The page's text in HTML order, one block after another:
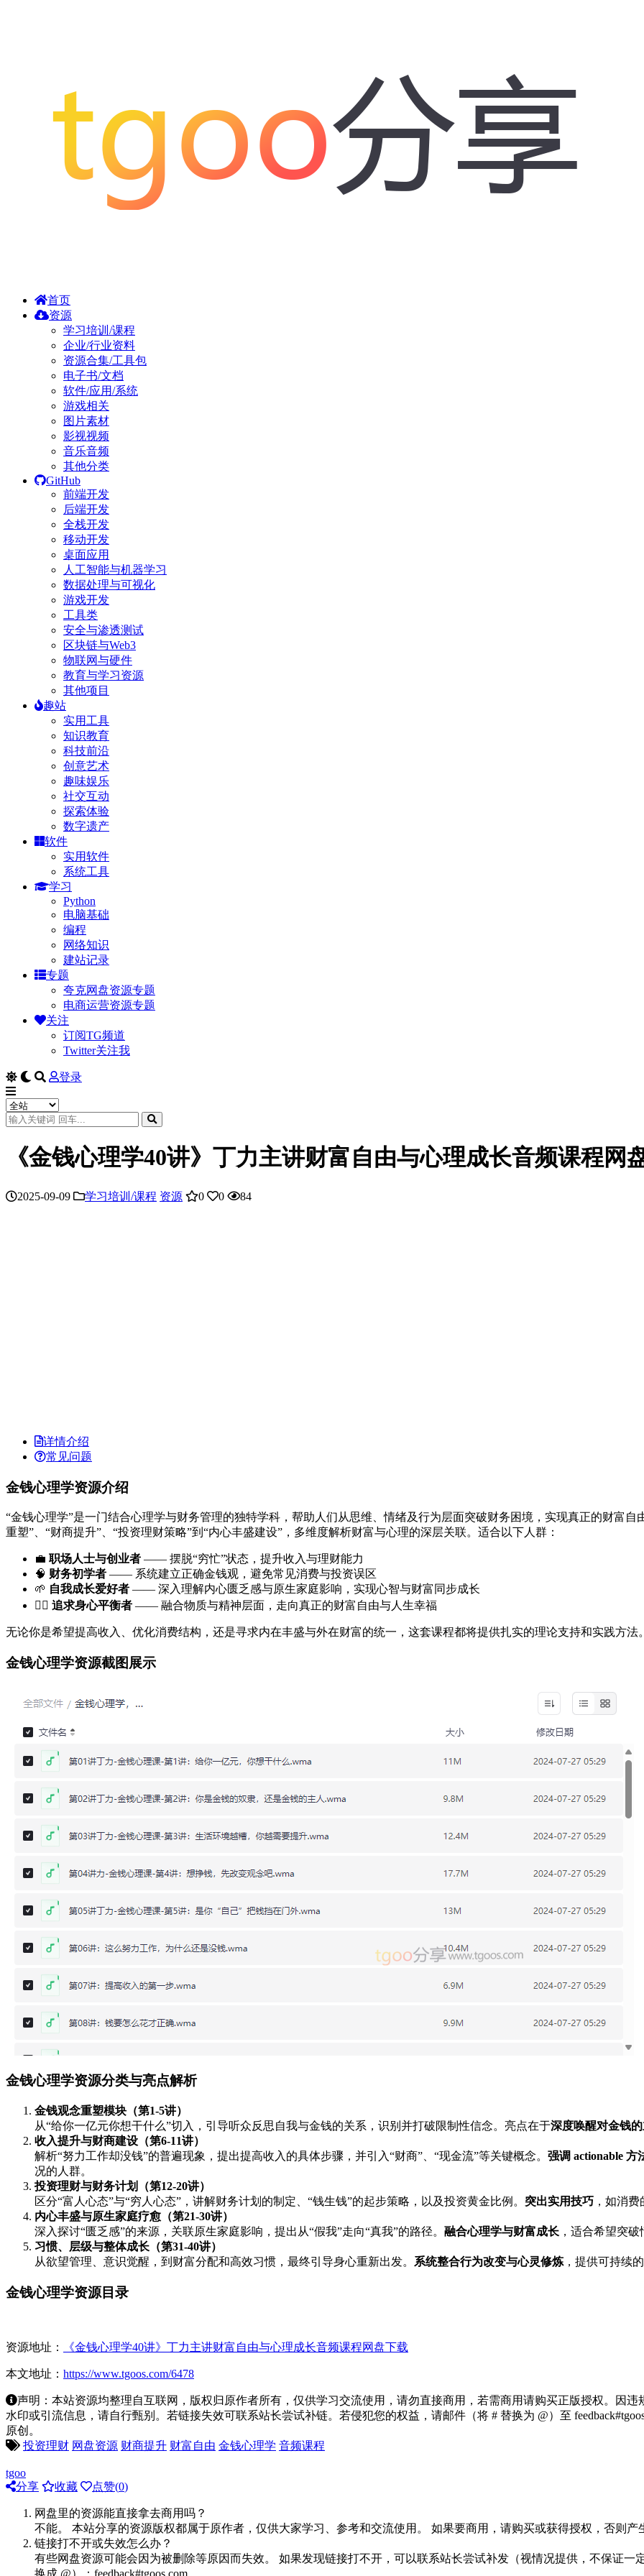
首页
资源
学习培训/课程
企业/行业资料
资源合集/工具包
电子书/文档
软件/应用/系统
游戏相关
图片素材
影视视频
音乐音频
其他分类
GitHub
前端开发
后端开发
全栈开发
移动开发
桌面应用
人工智能与机器学习
数据处理与可视化
游戏开发
工具类
安全与渗透测试
区块链与Web3
物联网与硬件
教育与学习资源
其他项目
趣站
实用工具
知识教育
科技前沿
创意艺术
趣味娱乐
社交互动
探索体验
数字遗产
软件
实用软件
系统工具
学习
Python
电脑基础
编程
网络知识
建站记录
专题
夸克网盘资源专题
电商运营资源专题
关注
订阅TG频道
Twitter关注我
登录
《金钱心理学40讲》丁力主讲财富自由与心理成长音频课程网
2025-09-09 学习培训/课程 资源 0 0 84
详情介绍
常见问题
金钱心理学资源介绍
“金钱心理学”是一门结合心理学与财务管理的独特学科，帮助人们从思维、情绪及行为层面突破财务困境，实现真正的财富自
重塑”、“财商提升”、“投资理财策略”到“内心丰盛建设”，多维度解析财富与心理的深层关联。适合以下人群：
💼 职场人士与创业者 —— 摆脱“穷忙”状态，提升收入与理财能力
🧠 财务初学者 —— 系统建立正确金钱观，避免常见消费与投资误区
🌱 自我成长爱好者 —— 深入理解内心匮乏感与原生家庭影响，实现心智与财富同步成长
🧘‍♀️ 追求身心平衡者 —— 融合物质与精神层面，走向真正的财富自由与人生幸福
无论你是希望提高收入、优化消费结构，还是寻求内在丰盛与外在财富的统一，这套课程都将提供扎实的理论支持和实践方法
金钱心理学资源截图展示
金钱心理学资源分类与亮点解析
金钱观念重塑模块（第1-5讲）
从“给你一亿元你想干什么”切入，引导听众反思自我与金钱的关系，识别并打破限制性信念。亮点在于深度唤醒对金钱
收入提升与财商建设（第6-11讲）
解析“努力工作却没钱”的普遍现象，提出提高收入的具体步骤，并引入“财商”、“现金流”等关键概念。 强调 actionable 方
况的人群。
投资理财与财务计划（第12-20讲）
区分“富人心态”与“穷人心态”，讲解财务计划的制定、“钱生钱”的起步策略，以及投资黄金比例。 突出实用技巧 ，如消
内心丰盛与原生家庭疗愈（第21-30讲）
深入探讨“匮乏感”的来源，关联原生家庭影响，提出从“假我”走向“真我”的路径。 融合心理学与财富成长 ，适合希望突
习惯、层级与整体成长（第31-40讲）
从欲望管理、意识觉醒，到财富分配和高效习惯，最终引导身心重新出发。 系统整合行为改变与心灵修炼 ，提供可持续
金钱心理学资源目录
资源地址： 《金钱心理学40讲》丁力主讲财富自由与心理成长音频课程网盘下载
本文地址： https://www.tgoos.com/6478
声明：本站资源均整理自互联网，版权归原作者所有，仅供学习交流使用，请勿直接商用，若需商用请购买正版授权。因
水印或引流信息，请自行甄别。若链接失效可联系站长尝试补链。若侵犯您的权益，请邮件（将 # 替换为 @）至
原创。
投资理财 网盘资源 财商提升 财富自由 金钱心理学 音频课程
tgoo
分享
收藏 点赞(0)
网盘里的资源能直接拿去商用吗？
不能。 本站分享的资源版权都属于原作者，仅供大家学习、参考和交流使用。 如果要商用，请购买或获得授权，否则
链接打不开或失效怎么办？
有些网盘资源可能会因为被删除等原因而失效。 如果发现链接打不开，可以联系站长尝试补发（视情况提供，不保证
换成 @）：feedback#tgoos.com